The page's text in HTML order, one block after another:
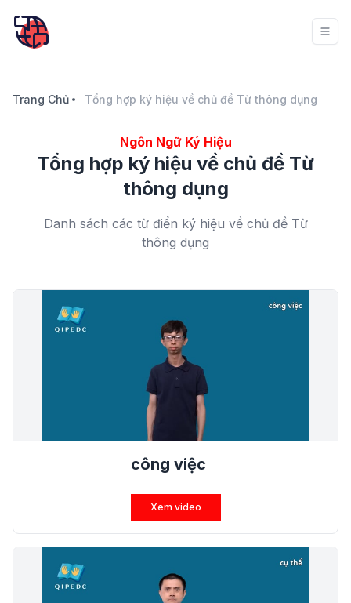
Trang Chủ Tổng hợp ký hiệu về chủ đề Từ thông dụng
Ngôn Ngữ Ký Hiệu
Tổng hợp ký hiệu về chủ đề Từ
thông dụng
Danh sách các từ điển ký hiệu về chủ đề Từ
thông dụng
công việc
Xem video